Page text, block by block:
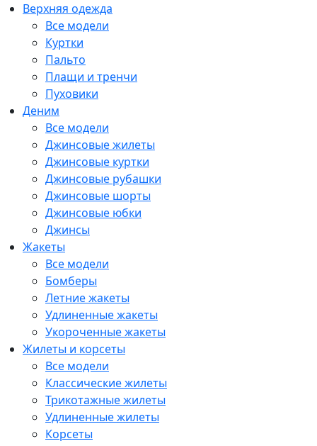
Верхняя одежда
Все модели
Куртки
Пальто
Плащи и тренчи
Пуховики
Деним
Все модели
Джинсовые жилеты
Джинсовые куртки
Джинсовые рубашки
Джинсовые шорты
Джинсовые юбки
Джинсы
Жакеты
Все модели
Бомберы
Летние жакеты
Удлиненные жакеты
Укороченные жакеты
Жилеты и корсеты
Все модели
Классические жилеты
Трикотажные жилеты
Удлиненные жилеты
Корсеты